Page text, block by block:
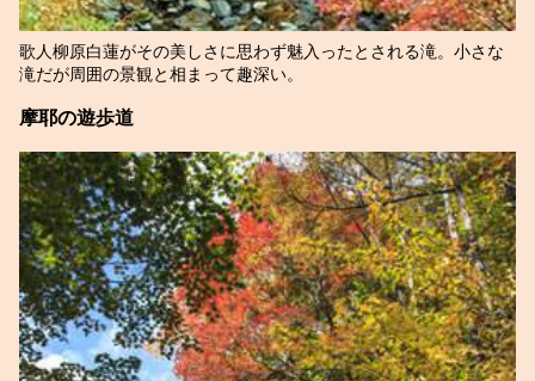
歌人柳原白蓮がその美しさに思わず魅入ったとされる滝。小さな
滝だが周囲の景観と相まって趣深い。
摩耶の遊歩道